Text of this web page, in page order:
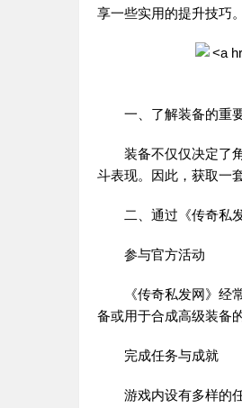
享一些实用的提升技巧。
一、了解装备的重
装备不仅仅决定了角
斗表现。因此，获取一
二、通过《传奇私
参与官方活动
《传奇私发网》经
备或用于合成高级装备
完成任务与成就
游戏内设有多样的任